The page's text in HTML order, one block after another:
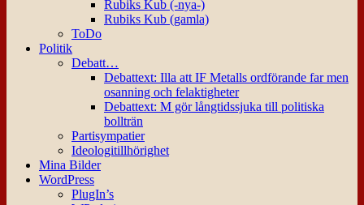
Rubiks Kub (-nya-)
Rubiks Kub (gamla)
ToDo
Politik
Debatt…
Debattext: Illa att IF Metalls ordförande far men
osanning och felaktigheter
Debattext: M gör långtidssjuka till politiska
bollträn
Partisympatier
Ideologitillhörighet
Mina Bilder
WordPress
PlugIn’s